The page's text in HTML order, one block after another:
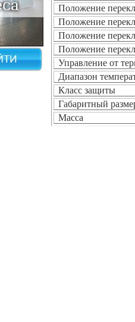
Положение
Положение
Положение
Положение
Управление от
Диапазон
Класс защиты
Габаритный
Масса